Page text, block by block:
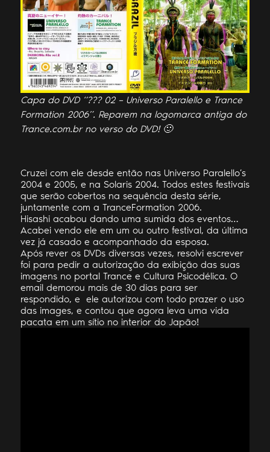
Capa do DVD “??? 02 – Universo Paralello e Trance
Formation 2006”. Reparem na logomarca antiga do
Trance.com.br no verso do DVD! 🙂
Cruzei com ele desde então nas Universo Paralello’s
2004 e 2005, e na Solaris 2004. Todos estes festivais
que serão cobertos na sequência desta série,
juntamente com a TranceFormation 2006.
Hisashi acabou dando uma sumida dos eventos…
Acabei vendo ele em um ou outro festival, da última
vez já casado e acompanhado da esposa.
Após rever os DVDs diversas vezes, resolvi escrever
foi para pedir a autorização da exibição das suas
imagens no portal Trance e Cultura Psicodélica. O
email demorou mais de 30 dias para ser
respondido, e ele autorizou com todo prazer o uso
das images, e contou que agora leva uma vida
pacata em um sítio no interior do Japão!